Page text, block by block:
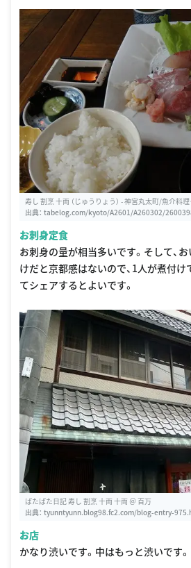
寿し 割烹 十両 （じゅうりょう） - 神宮丸太町/魚介料理
出典： tabelog.com/kyoto/A2601/A260302/
お刺身定食
お刺身の量が相当多いです。そして、お
けだと京都感はないので、1人が煮付
てシェアするとよいです。
ぱたぱた日記 寿し 割烹 十両 十両 ＠ 百万
出典： tyunntyunn.blog98.fc2.com/blog-entry-
お店
かなり渋いです。中はもっと渋いです。